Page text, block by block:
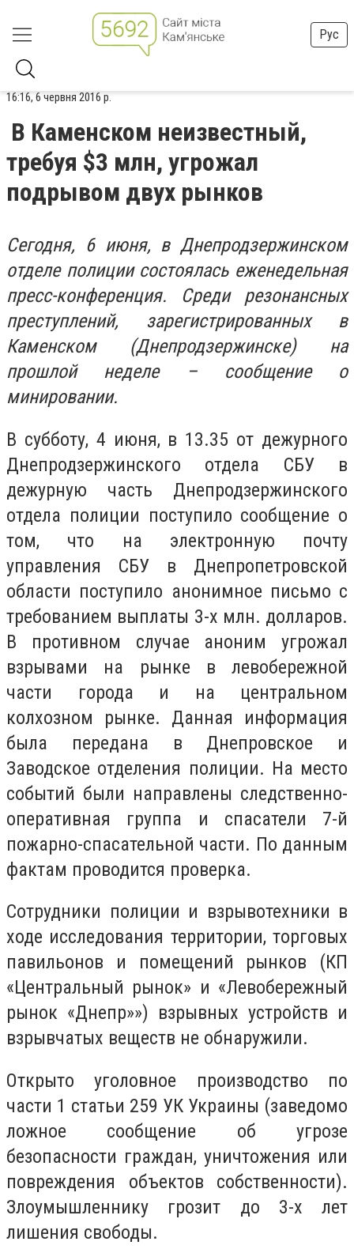
Рус
16:16, 6 червня 2016 р.
В Каменском неизвестный,
требуя $3 млн, угрожал
подрывом двух рынков
Сегодня, 6 июня, в Днепродзержинском
отделе полиции состоялась еженедельная
пресс-конференция. Среди резонансных
преступлений, зарегистрированных в
Каменском (Днепродзержинске) на
прошлой неделе – сообщение о
минировании.
В субботу, 4 июня, в 13.35 от дежурного
Днепродзержинского отдела СБУ в
дежурную часть Днепродзержинского
отдела полиции поступило сообщение о
том, что на электронную почту
управления СБУ в Днепропетровской
области поступило анонимное письмо с
требованием выплаты 3-х млн. долларов.
В противном случае аноним угрожал
взрывами на рынке в левобережной
части города и на центральном
колхозном рынке. Данная информация
была передана в Днепровское и
Заводское отделения полиции. На место
событий были направлены следственно-
оперативная группа и спасатели 7-й
пожарно-спасательной части. По данным
фактам проводится проверка.
Сотрудники полиции и взрывотехники в
ходе исследования территории, торговых
павильонов и помещений рынков (КП
«Центральный рынок» и «Левобережный
рынок «Днепр»») взрывных устройств и
взрывчатых веществ не обнаружили.
Открыто уголовное производство по
части 1 статьи 259 УК Украины (заведомо
ложное сообщение об угрозе
безопасности граждан, уничтожения или
повреждения объектов собственности).
Злоумышленнику грозит до 3-х лет
лишения свободы.